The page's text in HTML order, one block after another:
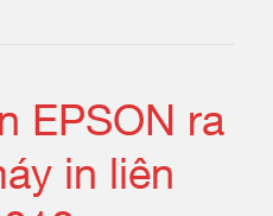
EPSON ra
in liên